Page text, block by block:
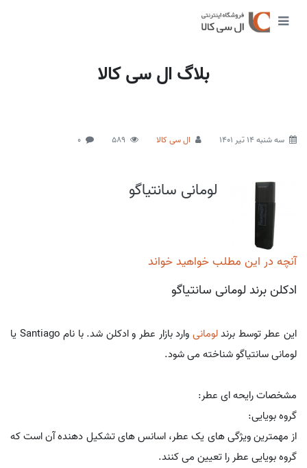
بلاگ ال سی کالا
سه شنبه 14 تیر 1401 ال سی کالا 589
0
لومانی سانتیاگو
آنچه در این مطلب خواهید خواند
ادکلن برند لومانی سانتیاگو
این عطر توسط برندلومانی
وارد بازار عطر و ادکلن شد. با نام Santiago یا
لومانی سانتیاگو شناخته می شود.
مشخصات رایحه ای عطر:
گروه بویایی:
از مهمترین ویژگی های یک عطر، اسانس های تشکیل دهنده آن است که
گروه بویایی عطر را تعیین می کنند.